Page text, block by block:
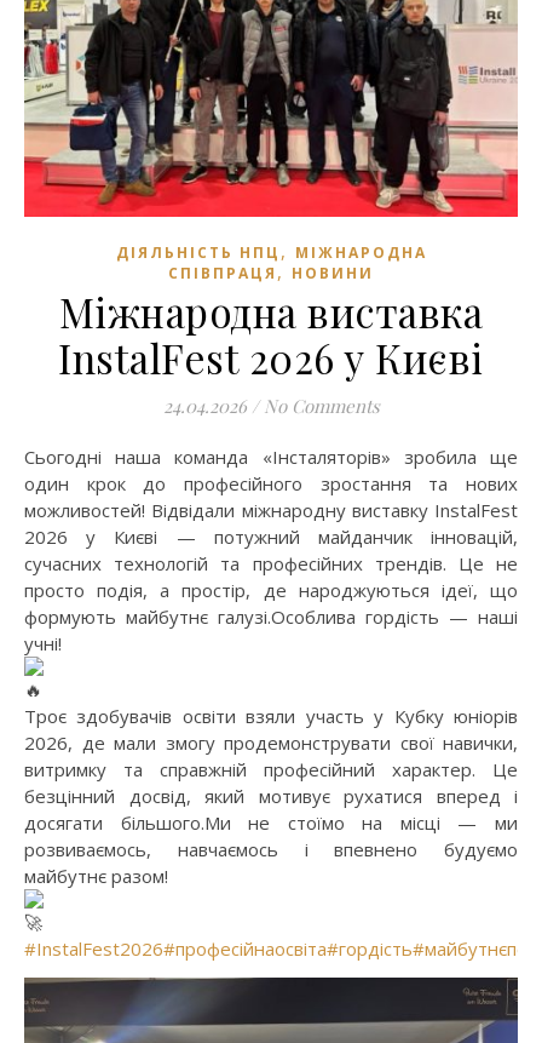
ДІЯЛЬНІСТЬ НПЦ , МІЖНАРОДНА
СПІВПРАЦЯ , НОВИНИ
Міжнародна виставка
InstalFest 2026 у Києві
24.04.2026 / No Comments
Сьогодні наша команда «Інсталяторів» зробила ще
один крок до професійного зростання та нових
можливостей! Відвідали міжнародну виставку InstalFest
2026 у Києві — потужний майданчик інновацій,
сучасних технологій та професійних трендів. Це не
просто подія, а простір, де народжуються ідеї, що
формують майбутнє галузі.Особлива гордість — наші
учні!
Троє здобувачів освіти взяли участь у Кубку юніорів
2026, де мали змогу продемонструвати свої навички,
витримку та справжній професійний характер. Це
безцінний досвід, який мотивує рухатися вперед і
досягати більшого.Ми не стоїмо на місці — ми
розвиваємось, навчаємось і впевнено будуємо
майбутнє разом!
#InstalFest2026#професійнаосвіта#гордість